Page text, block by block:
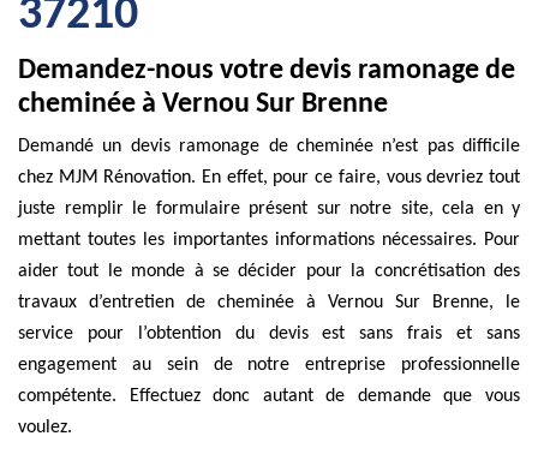
37210
Demandez-nous votre devis ramonage de
cheminée à Vernou Sur Brenne
Demandé un devis ramonage de cheminée n’est pas difficile
chez MJM Rénovation. En effet, pour ce faire, vous devriez tout
juste remplir le formulaire présent sur notre site, cela en y
mettant toutes les importantes informations nécessaires. Pour
aider tout le monde à se décider pour la concrétisation des
travaux d’entretien de cheminée à Vernou Sur Brenne, le
service pour l’obtention du devis est sans frais et sans
engagement au sein de notre entreprise professionnelle
compétente. Effectuez donc autant de demande que vous
voulez.